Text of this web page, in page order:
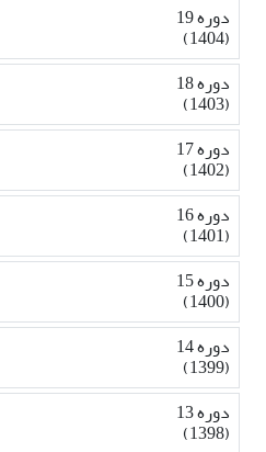
دوره 19
(1404)
دوره 18
(1403)
دوره 17
(1402)
دوره 16
(1401)
دوره 15
(1400)
دوره 14
(1399)
دوره 13
(1398)